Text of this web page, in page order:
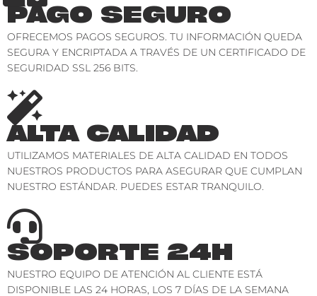
PAGO SEGURO
OFRECEMOS PAGOS SEGUROS. TU INFORMACIÓN QUEDA
SEGURA Y ENCRIPTADA A TRAVÉS DE UN CERTIFICADO DE
SEGURIDAD SSL 256 BITS.
ALTA CALIDAD
UTILIZAMOS MATERIALES DE ALTA CALIDAD EN TODOS
NUESTROS PRODUCTOS PARA ASEGURAR QUE CUMPLAN
NUESTRO ESTÁNDAR. PUEDES ESTAR TRANQUILO.
SOPORTE 24H
NUESTRO EQUIPO DE ATENCIÓN AL CLIENTE ESTÁ
DISPONIBLE LAS 24 HORAS, LOS 7 DÍAS DE LA SEMANA